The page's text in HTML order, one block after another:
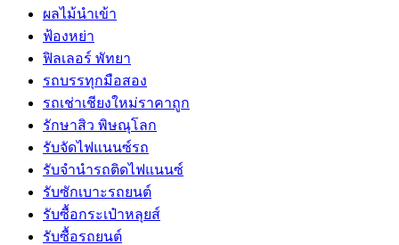
ผลไม้นำเข้า
ฟ้องหย่า
ฟิลเลอร์ พัทยา
รถบรรทุกมือสอง
รถเช่าเชียงใหม่ราคาถูก
รักษาสิว พิษณุโลก
รับจัดไฟแนนซ์รถ
รับจำนำรถติดไฟแนนซ์
รับซักเบาะรถยนต์
รับซื้อกระเป๋าหลุยส์
รับซื้อรถยนต์